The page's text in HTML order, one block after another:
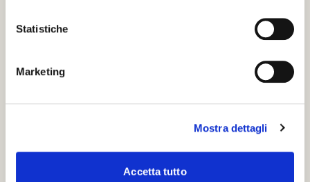
Statistiche
Marketing
Mostra dettagli
Accetta tutto
Porte scorrevoli in legno
Porte scorrevoli speciali
CHI SIAMO